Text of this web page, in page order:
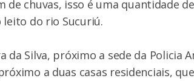
de chuvas, isso é uma quantidade
leito do rio Sucuriú.
da Silva, próximo a sede da Policia
a duas casas residenciais,